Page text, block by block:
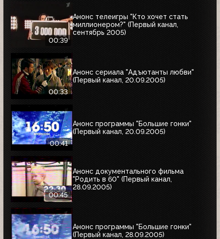
00:39
Анонс телеигры "Кто хочет стать
миллионером?" (Первый канал,
сентябрь 2005)
00:33
Анонс сериала "Адъютанты любви"
(Первый канал, 20.09.2005)
00:41
Анонс программы "Большие гонки"
(Первый канал, 20.09.2005)
00:45
Анонс документального фильма
"Родить в 60" (Первый канал,
28.09.2005)
Анонс программы "Большие гонки"
(Первый канал, 28.09.2005)